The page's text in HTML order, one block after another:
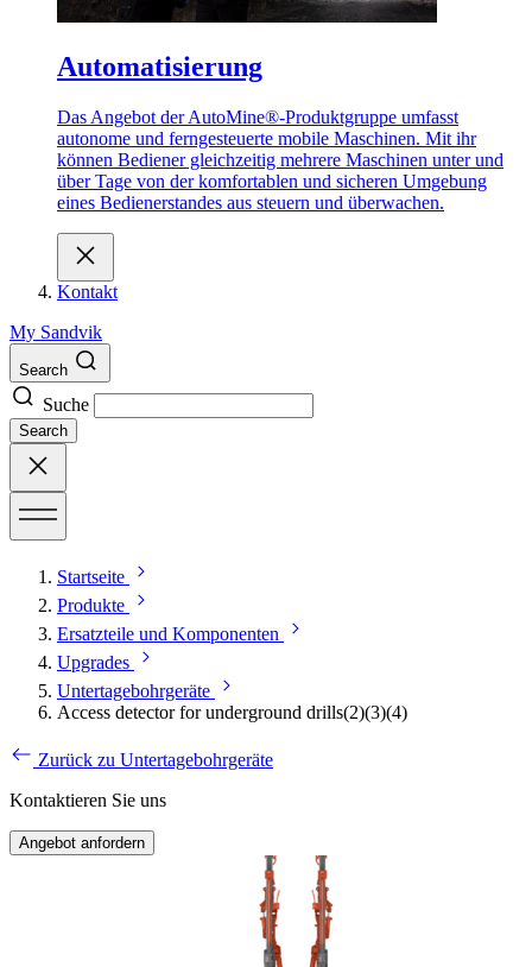
Automatisierung
Das Angebot der AutoMine®-Produktgruppe umfasst
autonome und ferngesteuerte mobile Maschinen. Mit ihr
können Bediener gleichzeitig mehrere Maschinen unter und
über Tage von der komfortablen und sicheren Umgebung
eines Bedienerstandes aus steuern und überwachen.
Kontakt
My Sandvik
Search
Suche
Search
Startseite
Produkte
Ersatzteile und Komponenten
Upgrades
Untertagebohrgeräte
Access detector for underground drills(2)(3)(4)
Zurück zu Untertagebohrgeräte
Kontaktieren Sie uns
Angebot anfordern